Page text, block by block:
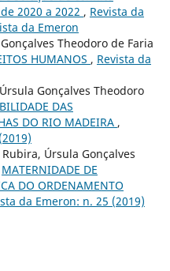
2020 a 2022 , Revista da
da Emeron
Theodoro de Faria
HUMANOS , Revista da
Gonçalves Theodoro
DAS
DO RIO MADEIRA ,
Úrsula Gonçalves
MATERNIDADE DE
DO ORDENAMENTO
da Emeron: n. 25 (2019)